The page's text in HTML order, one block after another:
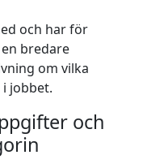
och har för
bredare
om vilka
jobbet.
och